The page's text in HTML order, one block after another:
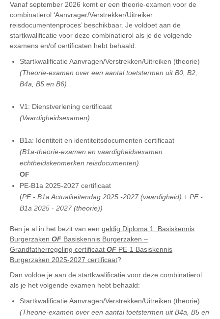
Vanaf september 2026 komt er een theorie-examen voor de
combinatierol ‘Aanvrager/Verstrekker/Uitreiker
reisdocumentenproces’ beschikbaar. Je voldoet aan de
startkwalificatie voor deze combinatierol als je de volgende
examens en/of certificaten hebt behaald:
Startkwalificatie Aanvragen/Verstrekken/Uitreiken (theorie)
(Theorie-examen over een aantal toetstermen uit B0, B2,
B4a, B5 en B6)
V1: Dienstverlening certificaat
(Vaardigheidsexamen)
B1a: Identiteit en identiteitsdocumenten certificaat
(B1a-theorie-examen en vaardigheidsexamen
echtheidskenmerken reisdocumenten)
OF
PE-B1a 2025-2027 certificaat
(PE - B1a Actualiteitendag 2025 -2027 (vaardigheid) + PE -
B1a 2025 - 2027 (theorie))
Ben je al in het bezit van een geldig Diploma 1: Basiskennis
Burgerzaken OF Basiskennis Burgerzaken –
Grandfatherregeling certificaat OF PE-1 Basiskennis
Burgerzaken 2025-2027 certificaat?
Dan voldoe je aan de startkwalificatie voor deze combinatierol
als je het volgende examen hebt behaald:
Startkwalificatie Aanvragen/Verstrekken/Uitreiken (theorie)
(Theorie-examen over een aantal toetstermen uit B4a, B5 en